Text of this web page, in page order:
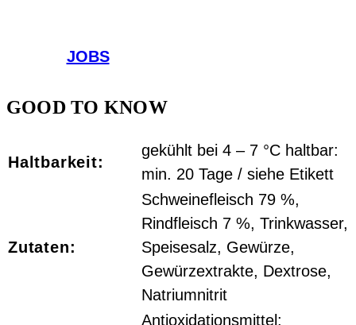
JOBS
GOOD TO KNOW
Haltbarkeit:
gekühlt bei 4 – 7 °C haltbar:
min. 20 Tage / siehe Etikett
Zutaten:
Schweinefleisch 79 %,
Rindfleisch 7 %, Trinkwasser,
Speisesalz, Gewürze,
Gewürzextrakte, Dextrose,
Natriumnitrit
Antioxidationsmittel: